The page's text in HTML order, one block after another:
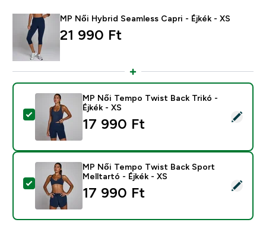
MP Női Hybrid Seamless Capri - Éjkék - XS
21 990 Ft‎
Termék kiválasztása - MP Női Tempo Twist Back Trikó
MP Női Tempo Twist Back Trikó -
Éjkék - XS
17 990 Ft‎
Termék kiválasztása - MP Női Tempo Twist Back
MP Női Tempo Twist Back Sport
Melltartó - Éjkék - XS
17 990 Ft‎